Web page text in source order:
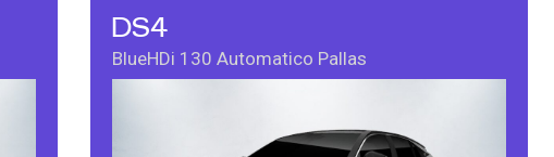
DS4
BlueHDi 130 Automatico Pallas